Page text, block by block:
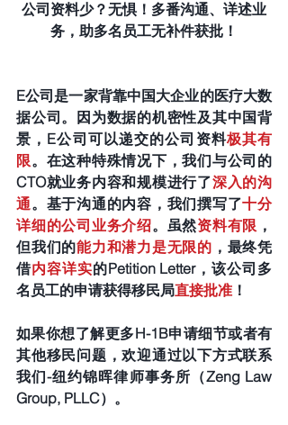
公司资料少？无惧！多番沟通、详述业
务，助多名员工无补件获批！
E公司是一家背靠中国大企业的医疗大数
据公司。因为数据的机密性及其中国背
景，E公司可以递交的公司资料极其有
限。在这种特殊情况下，我们与公司的
CTO就业务内容和规模进行了深入的沟
通。基于沟通的内容，我们撰写了十分
详细的公司业务介绍。虽然资料有限 ，
但我们的能力和潜力是无限的 ，最终凭
借内容详实的Petition Letter，该公司多
名员工的申请获得移民局直接批准 ！
如果你想了解更多H-1B申请细节或者有
其他移民问题，欢迎通过以下方式联系
我们-纽约锦晖律师事务所（Zeng Law
Group, PLLC）。